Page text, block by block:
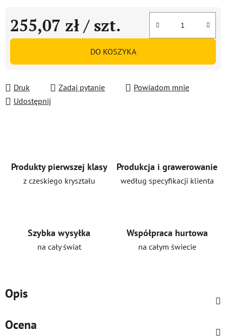
255,07 zł / szt.
Cena jednostkowa:
DO KOSZYKA
Druk Zadaj pytanie
Powiadom mnie
Udostępnij
Produkty pierwszej klasy
z czeskiego kryształu
Produkcja i grawerowanie
według specyfikacji klienta
Szybka wysyłka
na cały świat
Współpraca hurtowa
na całym świecie
Opis
Ocena